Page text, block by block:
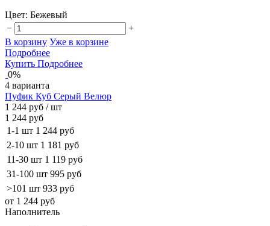
Цвет: Бежевый
−
+
В корзину Уже в корзине
Подробнее
Купить Подробнее
0%
4 варианта
Пуфик Куб Серый Велюр
1 244 руб / шт
1 244 руб
1-1 шт 1 244 руб
2-10 шт 1 181 руб
11-30 шт 1 119 руб
31-100 шт 995 руб
>101 шт 933 руб
от 1 244 руб
Наполнитель